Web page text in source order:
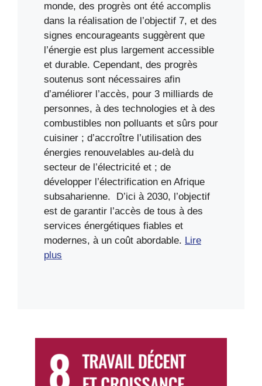
monde, des progrès ont été accomplis
dans la réalisation de l’objectif 7, et des
signes encourageants suggèrent que
l’énergie est plus largement accessible
et durable. Cependant, des progrès
soutenus sont nécessaires afin
d’améliorer l’accès, pour 3 milliards de
personnes, à des technologies et à des
combustibles non polluants et sûrs pour
cuisiner ; d’accroître l’utilisation des
énergies renouvelables au-delà du
secteur de l’électricité et ; de
développer l’électrification en Afrique
subsaharienne. D’ici à 2030, l’objectif
est de garantir l’accès de tous à des
services énergétiques fiables et
modernes, à un coût abordable. Lire
plus